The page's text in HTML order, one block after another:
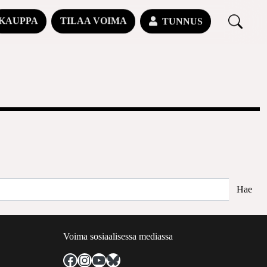
TILAA VOIMA TUNNUS
Voima sosiaalisessa mediassa
Facebook
Instagram
YouTube
Bluesky